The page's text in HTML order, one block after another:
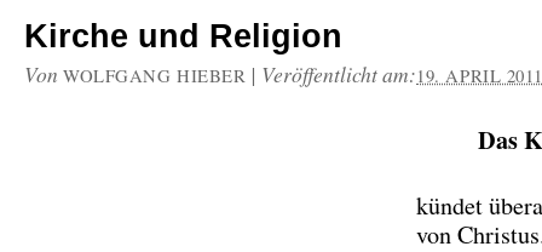
Kirche und Religion
Von WOLFGANG HIEBER | Veröffentlicht am:19. APRIL 2011
Das
kündet
von